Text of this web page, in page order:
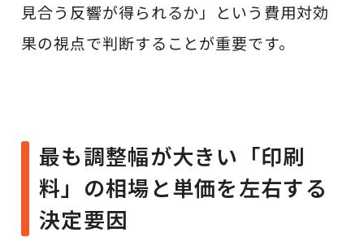
見合う反響が得られるか」という費用対効
果の視点で判断することが重要です。
最も調整幅が大きい「印刷
料」の相場と単価を左右する
決定要因